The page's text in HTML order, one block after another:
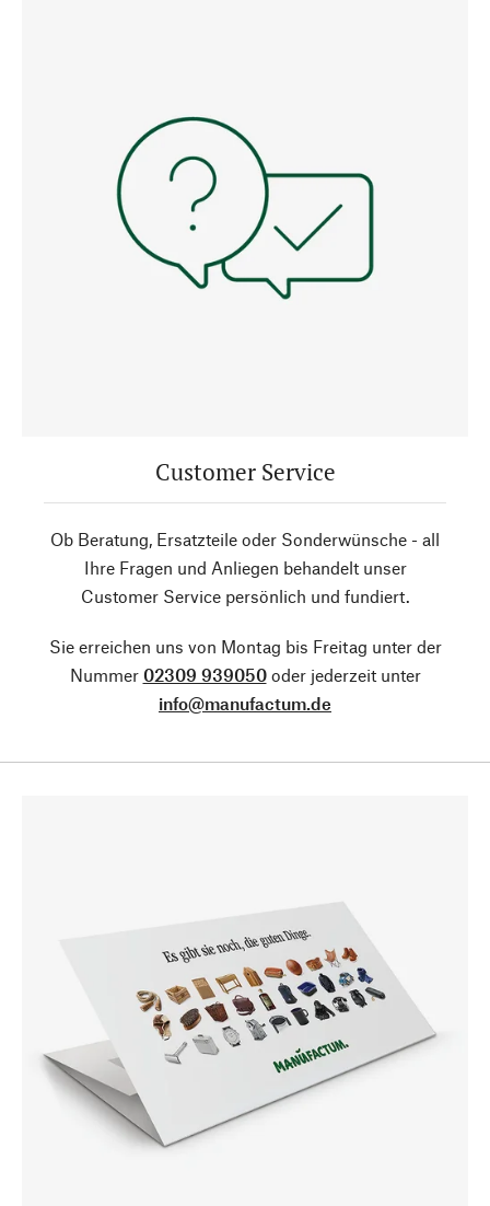
Customer Service
Ob Beratung, Ersatzteile oder Sonderwünsche - all
Ihre Fragen und Anliegen behandelt unser
Customer Service persönlich und fundiert.
Sie erreichen uns von Montag bis Freitag unter der
Nummer 02309 939050oder jederzeit unter
info@manufactum.de